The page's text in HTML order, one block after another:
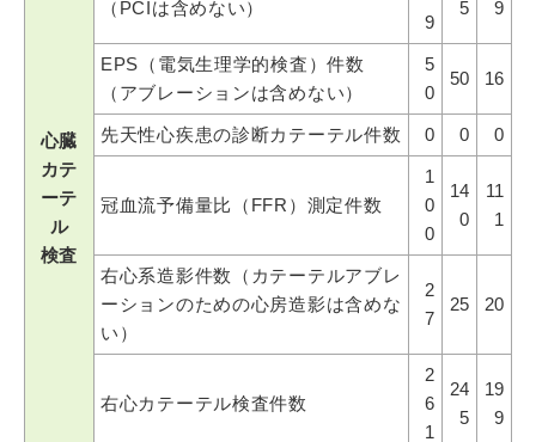
心臓
カテ
ーテ
ル
検査
（PCIは含めない）
9
5 9
EPS（電気生理学的検査）件数
（アブレーションは含めない）
5
0
50 16
先天性心疾患の診断カテーテル件数 0 0 0
冠血流予備量比（FFR）測定件数
1
0
0
14
0
11
1
右心系造影件数（カテーテルアブレ
ーションのための心房造影は含めな
い）
2
7
25 20
右心カテーテル検査件数
2
6
1
24
5
19
9